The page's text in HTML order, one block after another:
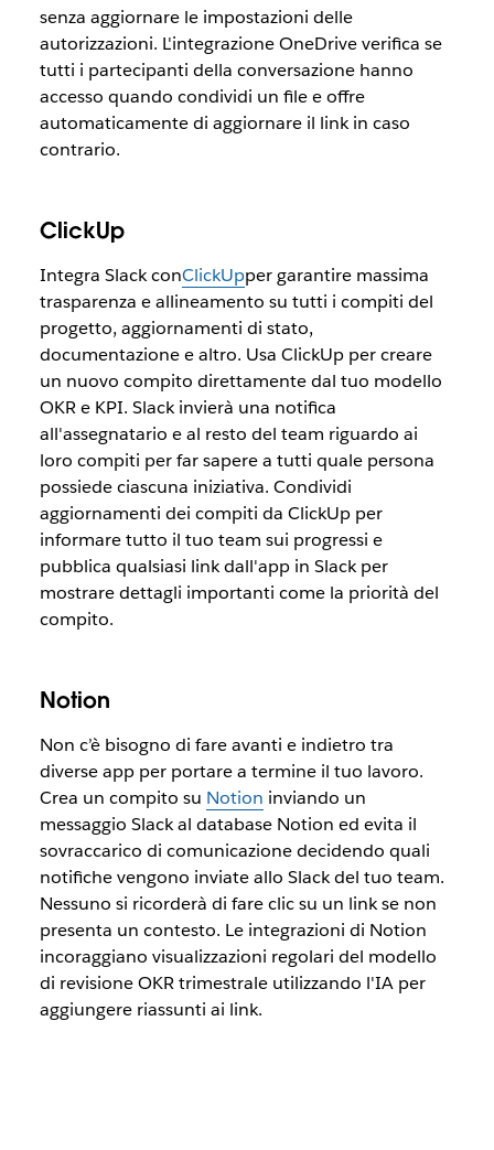
senza aggiornare le impostazioni delle
autorizzazioni. L'integrazione OneDrive verifica se
tutti i partecipanti della conversazione hanno
accesso quando condividi un file e offre
automaticamente di aggiornare il link in caso
contrario.
ClickUp
Integra Slack conClickUpper garantire massima
trasparenza e allineamento su tutti i compiti del
progetto, aggiornamenti di stato,
documentazione e altro. Usa ClickUp per creare
un nuovo compito direttamente dal tuo modello
OKR e KPI. Slack invierà una notifica
all'assegnatario e al resto del team riguardo ai
loro compiti per far sapere a tutti quale persona
possiede ciascuna iniziativa. Condividi
aggiornamenti dei compiti da ClickUp per
informare tutto il tuo team sui progressi e
pubblica qualsiasi link dall'app in Slack per
mostrare dettagli importanti come la priorità del
compito.
Notion
Non c’è bisogno di fare avanti e indietro tra
diverse app per portare a termine il tuo lavoro.
Crea un compito su Notion inviando un
messaggio Slack al database Notion ed evita il
sovraccarico di comunicazione decidendo quali
notifiche vengono inviate allo Slack del tuo team.
Nessuno si ricorderà di fare clic su un link se non
presenta un contesto. Le integrazioni di Notion
incoraggiano visualizzazioni regolari del modello
di revisione OKR trimestrale utilizzando l'IA per
aggiungere riassunti ai link.